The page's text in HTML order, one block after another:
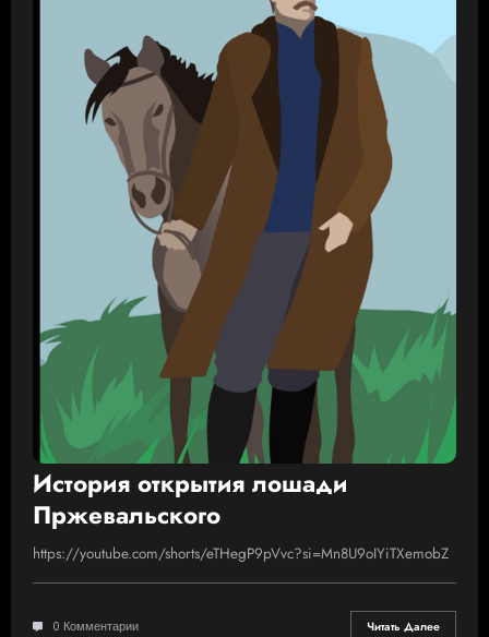
История открытия лошади
Пржевальского
https://youtube.com/shorts/eTHegP9pVvc?si=Mn8U9oIYiTXemobZ
0 Комментарии Читать Далее